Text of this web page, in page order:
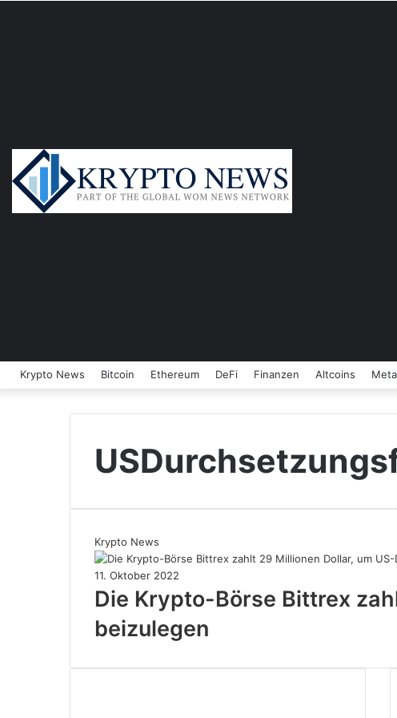
Krypto News Bitcoin Ethereum DeFi Finanzen Altcoins
Krypto News
11. Oktober 2022
Die Krypto-Börse Bittrex
beizulegen